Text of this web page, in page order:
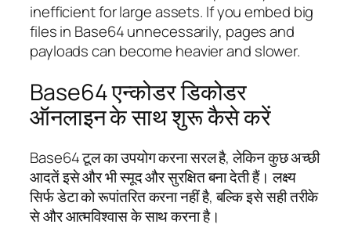
inefficient for large assets. If you embed big
files in Base64 unnecessarily, pages and
payloads can become heavier and slower.
Base64 एन्कोडर डिकोडर
ऑनलाइन के साथ शुरू कैसे करें
Base64 टूल का उपयोग करना सरल है, लेकिन कुछ अच्छी
आदतें इसे और भी स्मूद और सुरक्षित बना देती हैं। लक्ष्य
सिर्फ डेटा को रूपांतरित करना नहीं है, बल्कि इसे सही तरीके
से और आत्मविश्वास के साथ करना है।